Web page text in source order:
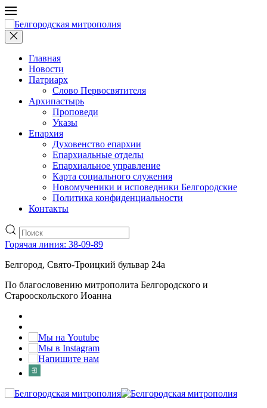
Главная
Новости
Патриарх
Слово Первосвятителя
Архипастырь
Проповеди
Указы
Епархия
Духовенство епархии
Епархиальные отделы
Епархиальное управление
Карта социального служения
Новомученики и исповедники Белгородские
Политика конфиденциальности
Контакты
Горячая линия: 38-09-89
Белгород, Свято-Троицкий бульвар 24а
По благословению митрополита Белгородского и
Старооскольского Иоанна